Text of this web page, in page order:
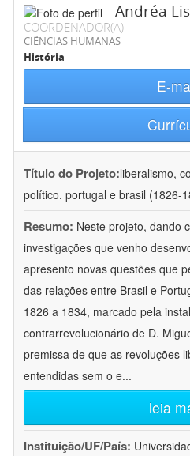
Andréa
COORDENADOR(A)
CIÊNCIAS HUMANAS
História
E-
Título do Projeto:liberalismo,
político. portugal e brasil (1826-
Resumo: Neste projeto, dando
investigações que venho
apresento novas questões que
das relações entre Brasil e
1826 a 1834, marcado pela
contrarrevolucionário de D.
premissa de que as revoluções
entendidas sem o e...
leia
Instituição/UF/País: